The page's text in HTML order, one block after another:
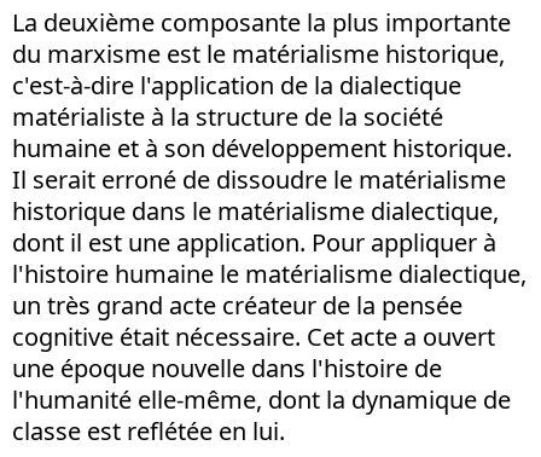
La deuxième composante la plus importante
du marxisme est le matérialisme historique,
c'est-à-dire l'application de la dialectique
matérialiste à la structure de la société
humaine et à son développement historique.
Il serait erroné de dissoudre le matérialisme
historique dans le matérialisme dialectique,
dont il est une application. Pour appliquer à
l'histoire humaine le matérialisme dialectique,
un très grand acte créateur de la pensée
cognitive était nécessaire. Cet acte a ouvert
une époque nouvelle dans l'histoire de
l'humanité elle-même, dont la dynamique de
classe est reflétée en lui.